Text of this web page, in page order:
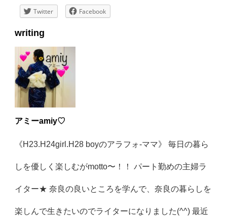
Twitter Facebook
writing
アミーamiy♡
《H23.H24girl.H28 boyのアラフォ-ママ》 毎日の暮ら
しを優しく楽しむがmotto〜！！ パート勤めの主婦ラ
イター★ 奈良の良いところを学んで、奈良の暮らしを
楽しんで生きたいのでライターになりました(^^) 最近